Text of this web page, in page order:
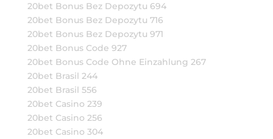
20bet Bonus Bez Depozytu 694
20bet Bonus Bez Depozytu 716
20bet Bonus Bez Depozytu 971
20bet Bonus Code 927
20bet Bonus Code Ohne Einzahlung 267
20bet Brasil 244
20bet Brasil 556
20bet Casino 239
20bet Casino 256
20bet Casino 304